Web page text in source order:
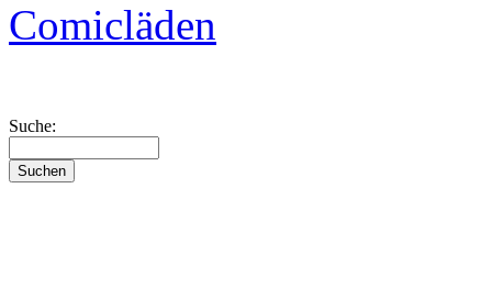
Comicläden
Suche: